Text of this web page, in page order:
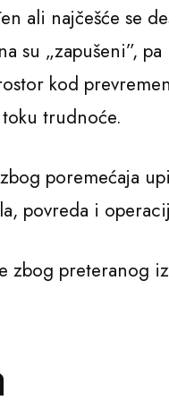
ali najčešće se
su „zapušeni”,
kod
trudnoće.
poremećaja
povreda i
zbog preteranog